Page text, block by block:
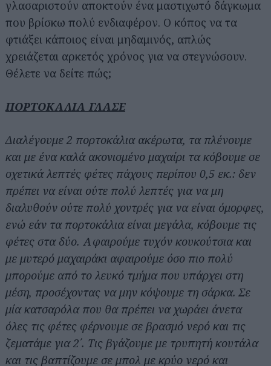
γλασαριστούν αποκτούν ένα μαστιχωτό δάγκωμα
που βρίσκω πολύ ενδιαφέρον. Ο κόπος να τα
φτιάξει κάποιος είναι μηδαμινός, απλώς
χρειάζεται αρκετός χρόνος για να στεγνώσουν.
Θέλετε να δείτε πώς;
ΠΟΡΤΟΚΑΛΙΑ ΓΛΑΣΕ
Διαλέγουμε 2 πορτοκάλια ακέρωτα, τα πλένουμε
και με ένα καλά ακονισμένο μαχαίρι τα κόβουμε σε
σχετικά λεπτές φέτες πάχους περίπου 0,5 εκ.: δεν
πρέπει να είναι ούτε πολύ λεπτές για να μη
διαλυθούν ούτε πολύ χοντρές για να είναι όμορφες,
ενώ εάν τα πορτοκάλια είναι μεγάλα, κόβουμε τις
φέτες στα δύο. Αφαιρούμε τυχόν κουκούτσια και
με μυτερό μαχαιράκι αφαιρούμε όσο πιο πολύ
μπορούμε από το λευκό τμήμα που υπάρχει στη
μέση, προσέχοντας να μην κόψουμε τη σάρκα. Σε
μία κατσαρόλα που θα πρέπει να χωράει άνετα
όλες τις φέτες φέρνουμε σε βρασμό νερό και τις
ζεματάμε για 2΄. Τις βγάζουμε με τρυπητή κουτάλα
και τις βαπτίζουμε σε μπολ με κρύο νερό και